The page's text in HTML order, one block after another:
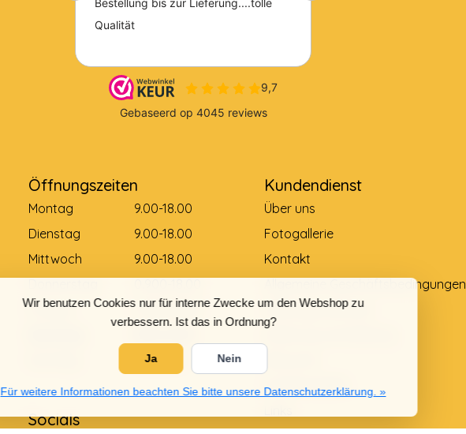
Wir benutzen Cookies nur für interne Zwecke um den Webshop zu
verbessern. Ist das in Ordnung?
Ja Nein
Für weitere Informationen beachten Sie bitte unsere Datenschutzerklärung. »
Öffnungszeiten
Montag
9.00-18.00
Dienstag
9.00-18.00
Mittwoch
9.00-18.00
Freitag
0.900-18.00
Gesloten
Socials
Kundendienst
Über uns
Fotogallerie
Kontakt
Allgemeine Geschäftsbedingungen
Zahlungsmethode
Größentabelle